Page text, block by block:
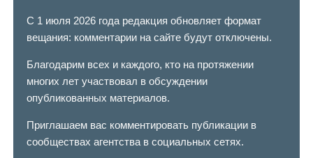
С 1 июля 2026 года редакция обновляет формат
вещания: комментарии на сайте будут отключены.
Благодарим всех и каждого, кто на протяжении
многих лет участвовал в обсуждении
опубликованных материалов.
Приглашаем вас комментировать публикации в
сообществах агентства в социальных сетях.